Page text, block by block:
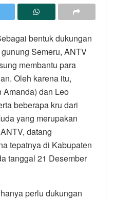
bentuk dukungan
Semeru, ANTV
membantu para
Oleh karena itu,
Amanda) dan Leo
beberapa kru dari
yang merupakan
datang
tepatnya di Kabupaten
tanggal 21 Desember
perlu dukungan